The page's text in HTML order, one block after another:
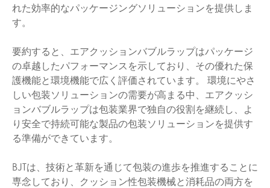
れた効率的なパッケージングソリューションを提供しま
す。
要約すると、エアクッションバブルラップはパッケージ
の卓越したパフォーマンスを示しており、その優れた保
護機能と環境機能で広く評価されています。 環境にやさ
しい包装ソリューションの需要が高まる中、エアクッシ
ョンバブルラップは包装業界で独自の役割を継続し、よ
り安全で持続可能な製品の包装ソリューションを提供す
る準備ができています。
BJTは、技術と革新を通じて包装の進歩を推進することに
専念しており、クッション性包装機械と消耗品の両方を